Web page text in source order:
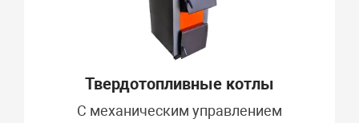
Твердотопливные котлы
C механическим управлением